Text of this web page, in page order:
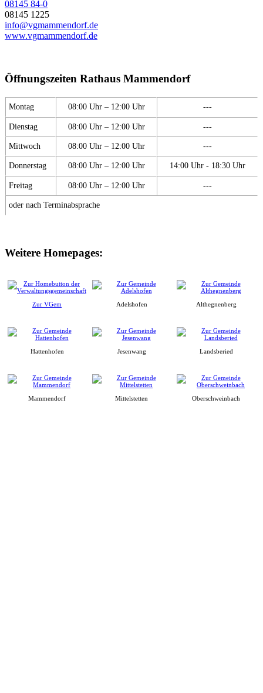
08145 84-0
08145 1225
info@vgmammendorf.de
www.vgmammendorf.de
Öffnungszeiten Rathaus Mammendorf
Montag 08:00 Uhr – 12:00 Uhr ---
Dienstag 08:00 Uhr – 12:00 Uhr ---
Mittwoch 08:00 Uhr – 12:00 Uhr ---
Donnerstag 08:00 Uhr – 12:00 Uhr 14:00 Uhr - 18:30 Uhr
Freitag 08:00 Uhr – 12:00 Uhr ---
oder nach Terminabsprache
Weitere Homepages:
Zur VGem Adelshofen Althegnenberg
Hattenhofen Jesenwang Landsberied
Mammendorf Mittelstetten Oberschweinbach